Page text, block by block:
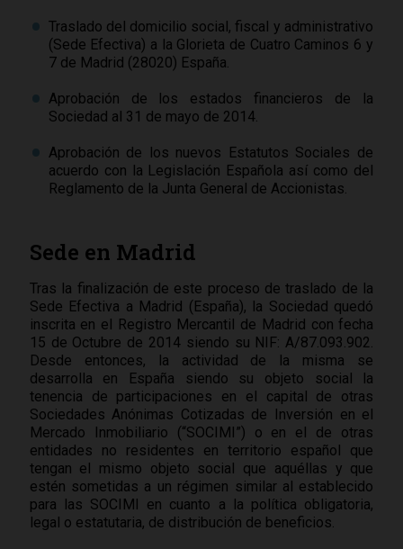
Traslado del domicilio social, fiscal y administrativo
(Sede Efectiva) a la Glorieta de Cuatro Caminos 6 y
7 de Madrid (28020) España.
Aprobación de los estados financieros de la
Sociedad al 31 de mayo de 2014.
Aprobación de los nuevos Estatutos Sociales de
acuerdo con la Legislación Española así como del
Reglamento de la Junta General de Accionistas.
Sede en Madrid
Tras la finalización de este proceso de traslado de la
Sede Efectiva a Madrid (España), la Sociedad quedó
inscrita en el Registro Mercantil de Madrid con fecha
15 de Octubre de 2014 siendo su NIF: A/87.093.902.
Desde entonces, la actividad de la misma se
desarrolla en España siendo su objeto social la
tenencia de participaciones en el capital de otras
Sociedades Anónimas Cotizadas de Inversión en el
Mercado Inmobiliario (“SOCIMI”) o en el de otras
entidades no residentes en territorio español que
tengan el mismo objeto social que aquéllas y que
estén sometidas a un régimen similar al establecido
para las SOCIMI en cuanto a la política obligatoria,
legal o estatutaria, de distribución de beneficios.